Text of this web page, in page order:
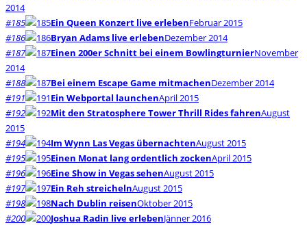
2014
#185
Ein Queen Konzert live erlebenFebruar 2015
#186
Bryan Adams live erlebenDezember 2014
#187
Einen 200er Schnitt bei einem BowlingturnierNovember
2014
#188
Bei einem Escape Game mitmachenDezember 2014
#191
Ein Webportal launchenApril 2015
#192
Mit den Stratosphere Tower Thrill Rides fahrenAugust
2015
#194
Im Wynn Las Vegas übernachtenAugust 2015
#195
Einen Monat lang ordentlich zockenApril 2015
#196
Eine Show in Vegas sehenAugust 2015
#197
Ein Reh streichelnAugust 2015
#198
Nach Dublin reisenOktober 2015
#200
Joshua Radin live erlebenJänner 2016